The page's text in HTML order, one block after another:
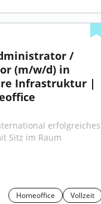
/
(m/w/d) in
Infrastruktur |
erfolgreiches
Sitz im Raum
Homeoffice Vollzeit